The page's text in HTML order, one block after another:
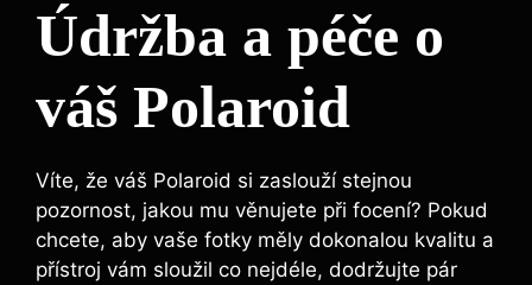
Údržba a péče o
váš ⁢Polaroid
Víte, že váš Polaroid si zaslouží stejnou
pozornost, jakou mu věnujete při focení? Pokud
⁣chcete, aby vaše fotky měly dokonalou kvalitu a
přístroj ⁣vám sloužil co nejdéle, dodržujte‌ pár